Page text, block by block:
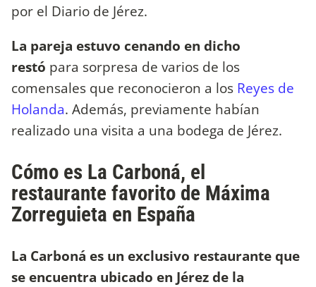
por el Diario de Jérez.
La pareja estuvo cenando en dicho
restó para sorpresa de varios de los
comensales que reconocieron a los Reyes de
Holanda. Además, previamente habían
realizado una visita a una bodega de Jérez.
Cómo es La Carboná, el
restaurante favorito de Máxima
Zorreguieta en España
La Carboná es un exclusivo restaurante que
se encuentra ubicado en Jérez de la